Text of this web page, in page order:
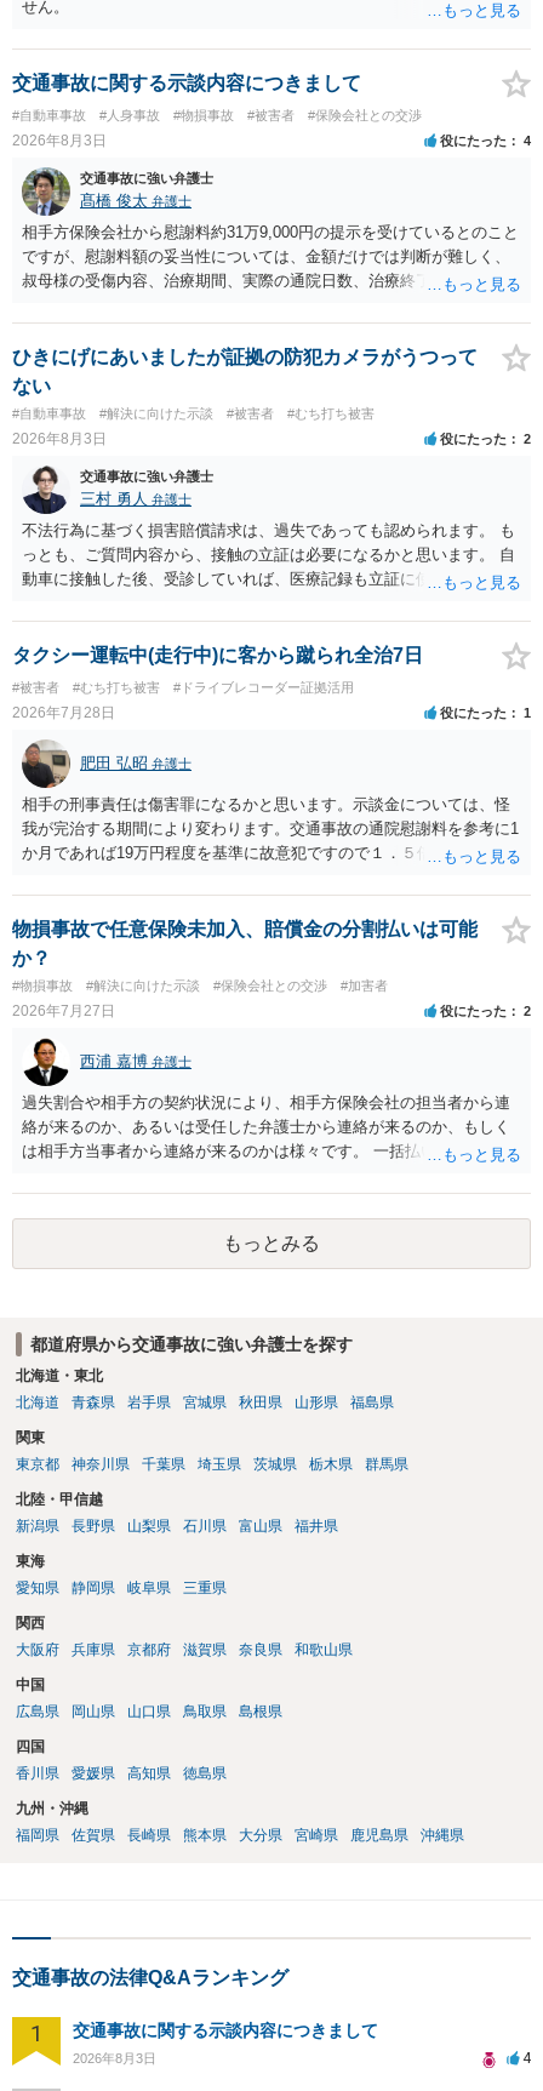
せん。
交通事故に関する示談内容につきまして
#自動車事故 #人身事故 #物損事故 #被害者 #保険会社との交渉
2026年8月3日 役にたった 4
交通事故に強い弁護士
髙橋 俊太 弁護士
相手方保険会社から慰謝料約31万9,000円の提示を受けているとのこと
ですが、慰謝料額の妥当性については、金額だけでは判断が難しく、
叔母様の受傷内容、治療期間、実際の通院日数、治療終了の経緯、後
確認する必要があります。保険会社から提示される慰謝料額について
は、弁護士が介入することにより増額を検討できる場合がありますの
で、以下の資料・情報を準備した上で、弁護士に個別に相談すること
をお勧めいたします。 ・相手方保険会社から届いている示談金額の提
示書類 ・叔母様の診断名、けがの内容 ・治療開始日及び治療終了日
・入院の有無、通院回数 ・現在も症状が残っているか ・叔母様ご本人
やご家族等が加入している保険に、今回の事故で利用できる弁護士費
用特約が付帯しているか なお、被害者は叔母様ご本人となりますの
で、弁護士が受任する場合には、叔母様ご本人の依頼意思等を確認す
る必要があります。日本語での十分な意思疎通が難しいとのことです
ので、そのあたりのご事情も踏まえて、依頼意思の確認方法等を検討
ひきにげにあいましたが証拠の防犯カメラがうつって
ない
#自動車事故 #解決に向けた示談 #被害者 #むち打ち被害
2026年8月3日 役にたった 2
交通事故に強い弁護士
三村 勇人 弁護士
不法行為に基づく損害賠償請求は、過失であっても認められます。 も
っとも、ご質問内容から、接触の立証は必要になるかと思います。 自
動車に接触した後、受診していれば、医療記録も立証に使えるかと思
士にご相談ください。
タクシー運転中(走行中)に客から蹴られ全治7日
#被害者 #むち打ち被害 #ドライブレコーダー証拠活用
2026年7月28日 役にたった 1
肥田 弘昭 弁護士
相手の刑事責任は傷害罪になるかと思います。示談金については、怪
我が完治する期間により変わります。交通事故の通院慰謝料を参考に1
か月であれば19万円程度を基準に故意犯ですので１．５倍か2倍程度す
上がるかと思います。ご参考にしてください。
物損事故で任意保険未加入、賠償金の分割払いは可能
か？
#物損事故 #解決に向けた示談 #保険会社との交渉 #加害者
2026年7月27日 役にたった 2
西浦 嘉博 弁護士
過失割合や相手方の契約状況により、相手方保険会社の担当者から連
絡が来るのか、あるいは受任した弁護士から連絡が来るのか、もしく
は相手方当事者から連絡が来るのかは様々です。 一括払いや分割払い
金の支払いにつき、分割払いに合意すれば、和解は可能です。 他方で
合意しなければ和解できないことになります。 今後の見通しを知る為
に、交渉の方向性につき、最寄りの法律事務所で相談だけでもされる
ことも検討ください。
もっとみる
都道府県から交通事故に強い弁護士を探す
北海道・東北
北海道
青森県 岩手県 宮城県 秋田県 山形県 福島県
関東
東京都
神奈川県 千葉県 埼玉県 茨城県 栃木県 群馬県
北陸・甲信越
新潟県
長野県 山梨県 石川県 富山県 福井県
東海
愛知県
静岡県 岐阜県 三重県
関西
大阪府
兵庫県 京都府 滋賀県 奈良県 和歌山県
中国
広島県
岡山県 山口県 鳥取県 島根県
四国
香川県
愛媛県 高知県 徳島県
九州・沖縄
福岡県
佐賀県 長崎県 熊本県 大分県 宮崎県 鹿児島県 沖縄県
交通事故の法律Q&Aランキング
1 交通事故に関する示談内容につきまして
2026年8月3日 4